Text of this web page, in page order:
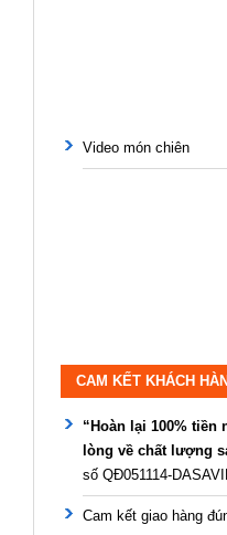
Video món chiên
CAM KẾT KHÁCH
“Hoàn lại 100% tiền
lòng về chất lượng
số QĐ051114-
Cam kết giao hàng